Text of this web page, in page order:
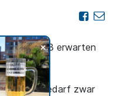
+
2023 erwarten
Mal
sich der Bedarf zwar